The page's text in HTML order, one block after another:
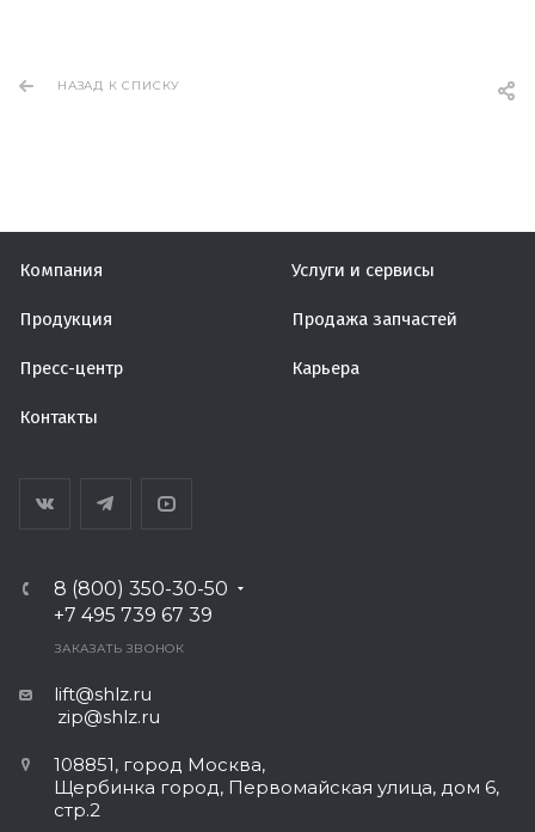
НАЗАД К СПИСКУ
Компания Услуги и сервисы
Продукция Продажа запчастей
Пресс-центр Карьера
Контакты
8 (800) 350-30-50
+7 495 739 67 39
ЗАКАЗАТЬ ЗВОНОК
lift@shlz.ru
zip@shlz.ru
108851, город Москва,
Щербинка город, Первомайская улица, дом 6,
стр.2